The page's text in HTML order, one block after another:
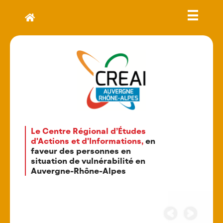
Le Centre Régional d’Études
d'Actions et d'Informations, en
faveur des personnes en
situation de vulnérabilité en
Auvergne-Rhône-Alpes